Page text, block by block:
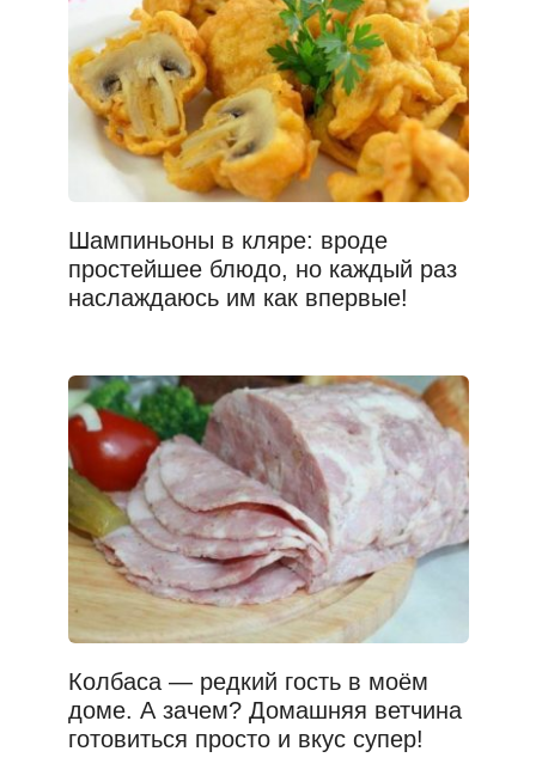
Шампиньоны в кляре: вроде
простейшее блюдо, но каждый раз
наслаждаюсь им как впервые!
Колбаса — редкий гость в моём
доме. А зачем? Домашняя ветчина
готовиться просто и вкус супер!